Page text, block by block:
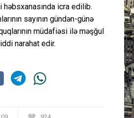
həbsxanasında icra edilib.
sayının gündən-günə
müdafiəsi ilə məşğul
narahat edir.